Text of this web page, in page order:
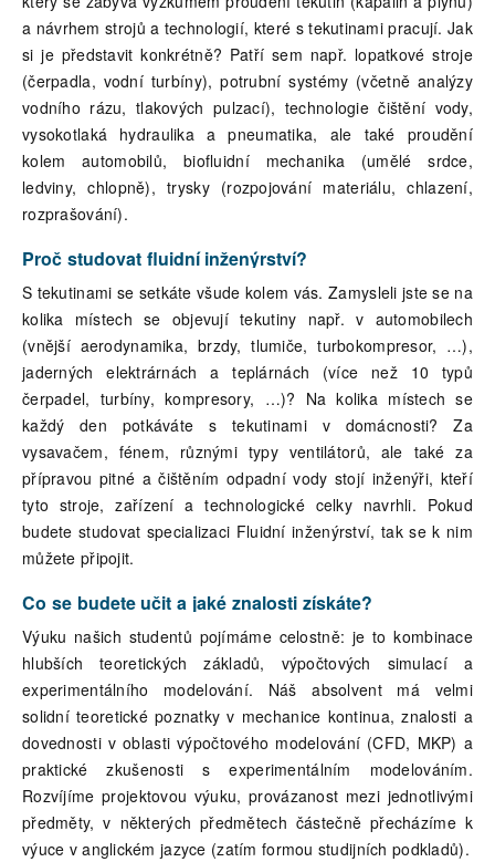
a návrhem strojů a technologií, které s tekutinami pracují. Jak
si je představit konkrétně? Patří sem např. lopatkové stroje
(čerpadla, vodní turbíny), potrubní systémy (včetně analýzy
vodního rázu, tlakových pulzací), technologie čištění vody,
vysokotlaká hydraulika a pneumatika, ale také proudění
kolem automobilů, biofluidní mechanika (umělé srdce,
ledviny, chlopně), trysky (rozpojování materiálu, chlazení,
rozprašování).
Proč studovat fluidní inženýrství?
S tekutinami se setkáte všude kolem vás. Zamysleli jste se na
kolika místech se objevují tekutiny např. v automobilech
(vnější aerodynamika, brzdy, tlumiče, turbokompresor, …),
jaderných elektrárnách a teplárnách (více než 10 typů
čerpadel, turbíny, kompresory, …)? Na kolika místech se
každý den potkáváte s tekutinami v domácnosti? Za
vysavačem, fénem, různými typy ventilátorů, ale také za
přípravou pitné a čištěním odpadní vody stojí inženýři, kteří
tyto stroje, zařízení a technologické celky navrhli. Pokud
budete studovat specializaci Fluidní inženýrství, tak se k nim
můžete připojit.
Co se budete učit a jaké znalosti získáte?
Výuku našich studentů pojímáme celostně: je to kombinace
hlubších teoretických základů, výpočtových simulací a
experimentálního modelování. Náš absolvent má velmi
solidní teoretické poznatky v mechanice kontinua, znalosti a
dovednosti v oblasti výpočtového modelování (CFD, MKP) a
praktické zkušenosti s experimentálním modelováním.
Rozvíjíme projektovou výuku, provázanost mezi jednotlivými
předměty, v některých předmětech částečně přecházíme k
výuce v anglickém jazyce (zatím formou studijních podkladů).